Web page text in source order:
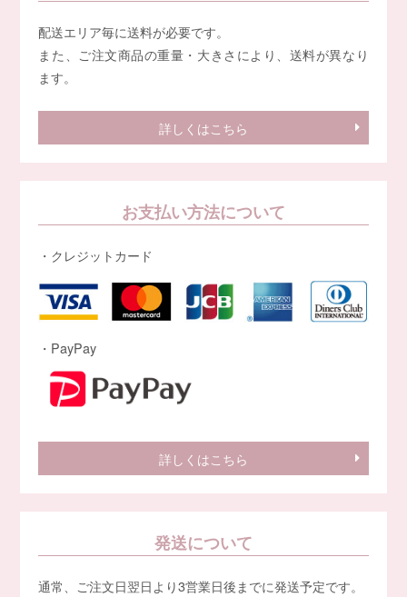
配送エリア毎に送料が必要です。
また、ご注文商品の重量・大きさにより、送料が異なり
ます。
詳しくはこちら
お支払い方法について
・クレジットカード
・PayPay
詳しくはこちら
発送について
通常、ご注文日翌日より3営業日後までに発送予定です。